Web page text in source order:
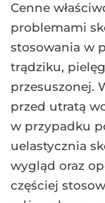
Cenne
problemami
stosowania w
trądziku,
przesuszonej.
przed utratą
w przypadku
uelastycznia
wygląd oraz
częściej